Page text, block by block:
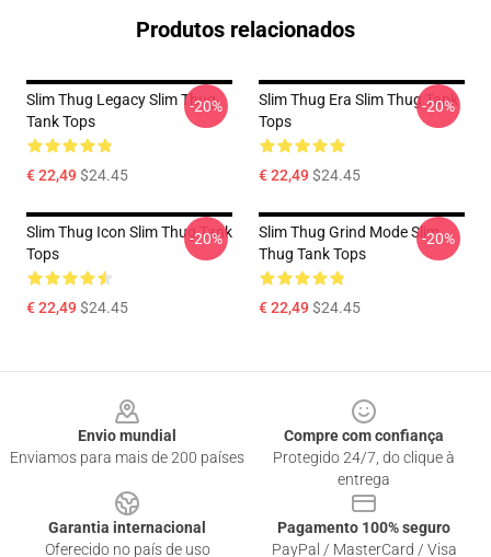
Produtos relacionados
Slim Thug Legacy Slim Thug
Tank Tops
€ 22,49$24.45
-20%
Slim Thug Era Slim Thug Tank
Tops
€ 22,49$24.45
-20%
Slim Thug Icon Slim Thug Tank
Tops
€ 22,49$24.45
-20%
Slim Thug Grind Mode Slim
Thug Tank Tops
€ 22,49$24.45
-20%
Envio mundial
Enviamos para mais de 200 países
Compre com confiança
Protegido 24/7, do clique à
entrega
Garantia internacional
Oferecido no país de uso
Pagamento 100% seguro
PayPal / MasterCard / Visa